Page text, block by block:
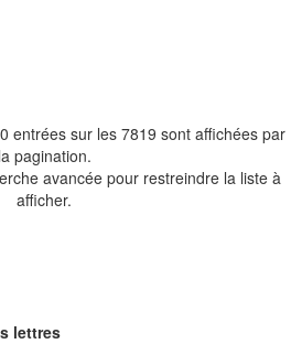
entrées sur les 7819 sont affichées par
la pagination.
avancée pour restreindre la liste à
afficher.
lettres